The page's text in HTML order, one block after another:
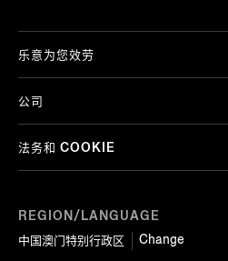
REGION/LANGUAGE
中国澳门特别行政区
Change
乐意为您效劳
公司
法务和 COOKIE